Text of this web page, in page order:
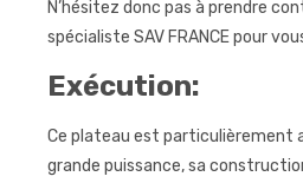
N’hésitez donc pas à prendre
spécialiste SAV FRANCE pour
Exécution:
Ce plateau est particulièrement
grande puissance, sa